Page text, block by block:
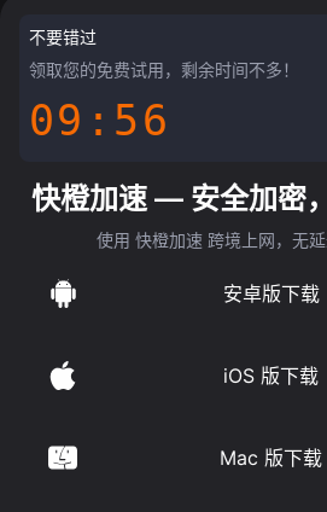
不要错过
领取您的免费试用，剩余时间不多！
09:55
快橙加速 — 安全加密
使用 快橙加速 跨境上网，无延
安卓版下载
iOS 版下载
Mac 版下载